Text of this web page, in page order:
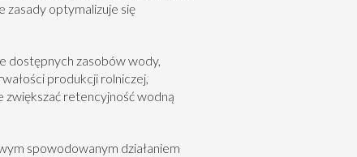
zasady optymalizuje się
dostępnych zasobów wody,
produkcji rolniczej,
zwiększać retencyjność wodną
spowodowanym działaniem